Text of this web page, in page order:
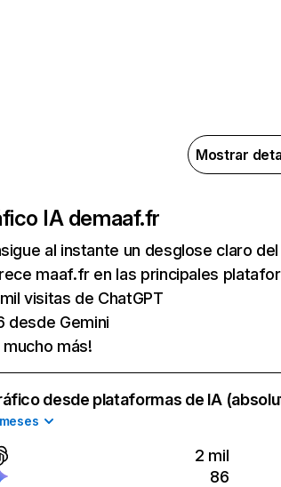
Mostrar
IA demaaf.fr
al instante un desglose claro
maaf.fr en las principales
visitas de ChatGPT
desde Gemini
mucho más!
desde plataformas de IA
2 mil
86